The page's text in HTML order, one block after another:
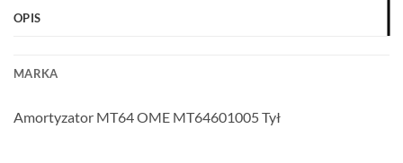
OPIS
MARKA
Amortyzator MT64 OME MT64601005 Tył